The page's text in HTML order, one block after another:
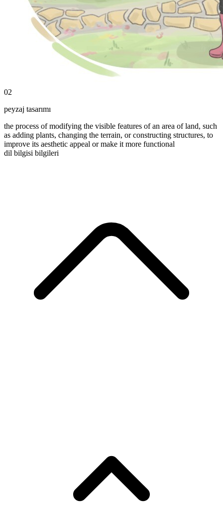
02
peyzaj tasarımı
the process of modifying the visible features of an area of land, such
as adding plants, changing the terrain, or constructing structures, to
improve its aesthetic appeal or make it more functional
dil bilgisi bilgileri